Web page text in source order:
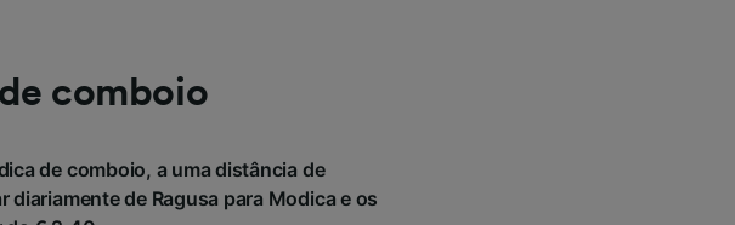
comboio
de comboio, a uma distância de
de Ragusa para Modica e os